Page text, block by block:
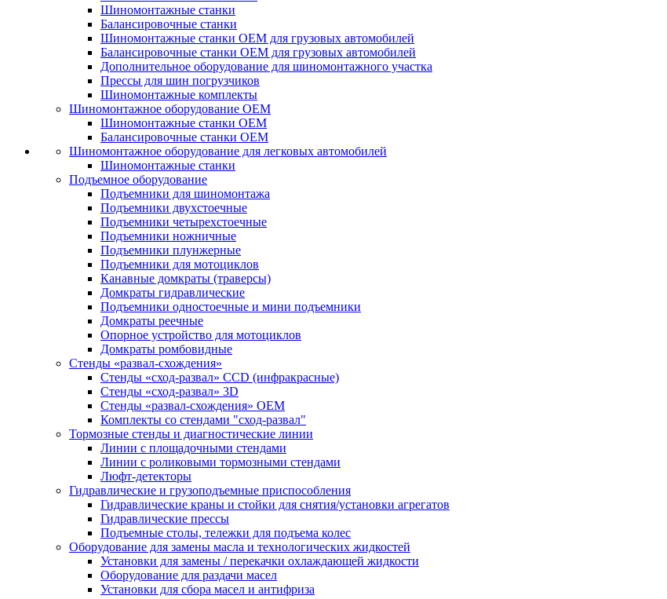
Шиномонтажные станки
Балансировочные станки
Шиномонтажные станки ОЕМ для грузовых автомобилей
Балансировочные станки ОЕМ для грузовых автомобилей
Дополнительное оборудование для шиномонтажного участка
Прессы для шин погрузчиков
Шиномонтажные комплекты
Шиномонтажное оборудование ОЕМ
Шиномонтажные станки ОЕМ
Балансировочные станки ОЕМ
Шиномонтажное оборудование для легковых автомобилей
Шиномонтажные станки
Подъемное оборудование
Подъемники для шиномонтажа
Подъемники двухстоечные
Подъемники четырехстоечные
Подъемники ножничные
Подъемники плунжерные
Подъемники для мотоциклов
Канавные домкраты (траверсы)
Домкраты гидравлические
Подъемники одностоечные и мини подъемники
Домкраты реечные
Опорное устройство для мотоциклов
Домкраты ромбовидные
Стенды «развал-схождения»
Стенды «сход-развал» CCD (инфракрасные)
Стенды «сход-развал» 3D
Стенды «развал-схождения» ОЕМ
Комплекты со стендами "сход-развал"
Тормозные стенды и диагностические линии
Линии с площадочными стендами
Линии с роликовыми тормозными стендами
Люфт-детекторы
Гидравлические и грузоподъемные приспособления
Гидравлические краны и стойки для снятия/установки агрегатов
Гидравлические прессы
Подъемные столы, тележки для подъема колес
Оборудование для замены масла и технологических жидкостей
Установки для замены / перекачки охлаждающей жидкости
Оборудование для раздачи масел
Установки для сбора масел и антифриза